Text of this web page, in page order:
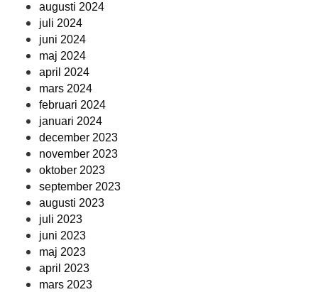
augusti 2024
juli 2024
juni 2024
maj 2024
april 2024
mars 2024
februari 2024
januari 2024
december 2023
november 2023
oktober 2023
september 2023
augusti 2023
juli 2023
juni 2023
maj 2023
april 2023
mars 2023